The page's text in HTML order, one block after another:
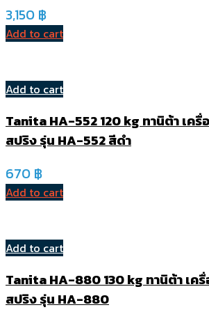
3,150 ฿
Add to cart
Add to cart
Tanita HA-552 120 kg ทานิต้า เค
สปริง รุ่น HA-552 สีดำ
670 ฿
Add to cart
Add to cart
Tanita HA-880 130 kg ทานิต้า เค
สปริง รุ่น HA-880